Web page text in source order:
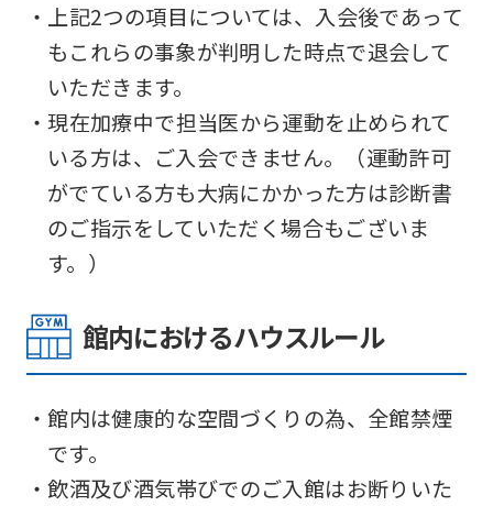
・上記2つの項目については、入会後であって
もこれらの事象が判明した時点で退会して
いただきます。
・現在加療中で担当医から運動を止められて
いる方は、ご入会できません。（運動許可
がでている方も大病にかかった方は診断書
のご指示をしていただく場合もございま
す。）
館内におけるハウスルール
・館内は健康的な空間づくりの為、全館禁煙
です。
・飲酒及び酒気帯びでのご入館はお断りいた